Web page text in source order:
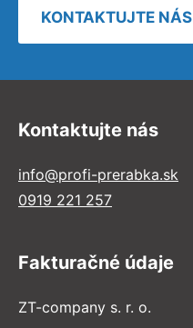
KONTAKTUJTE NÁS
Kontaktujte nás
info@profi-prerabka.sk
0919 221 257
Fakturačné údaje
ZT-company s. r. o.